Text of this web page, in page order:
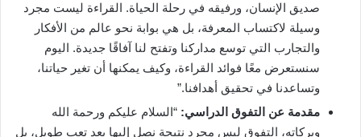
صديق الإنسان، ورفيقه في رحلة الحياة. القراءة ليست مجرد
وسيلة لاكتساب المعرفة، بل هي بوابة نحو عالم من الأفكار
والتجارب التي توسع مداركنا وتفتح لنا آفاقًا جديدة. اليوم
سنستعرض معًا فوائد القراءة، وكيف يمكنها أن تغير حياتنا،
وتساعدنا في تحقيق أهدافنا.”
مقدمة عن التفوق الدراسي: “السلام عليكم ورحمة الله
وبركاته، التفوق ليس مجرد نتيجة نصل إليها بعد تعب طويل، بل